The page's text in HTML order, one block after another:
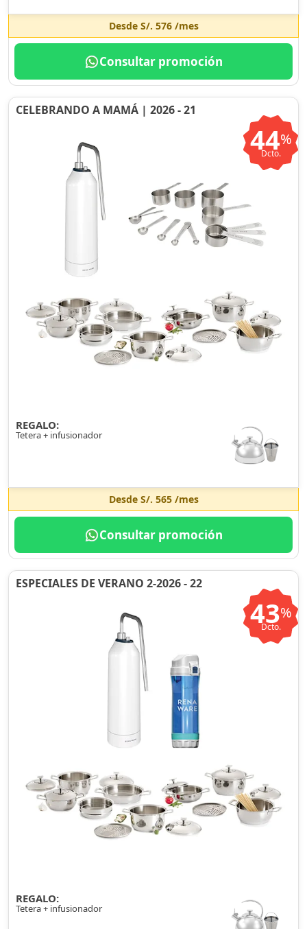
Desde S/. 576/mes
Consultar promoción
CELEBRANDO A MAMÁ | 2026 - 21
44%
Dcto.
REGALO:
Tetera + infusionador
Desde S/. 565/mes
Consultar promoción
ESPECIALES DE VERANO 2-2026 - 22
43%
Dcto.
REGALO:
Tetera + infusionador